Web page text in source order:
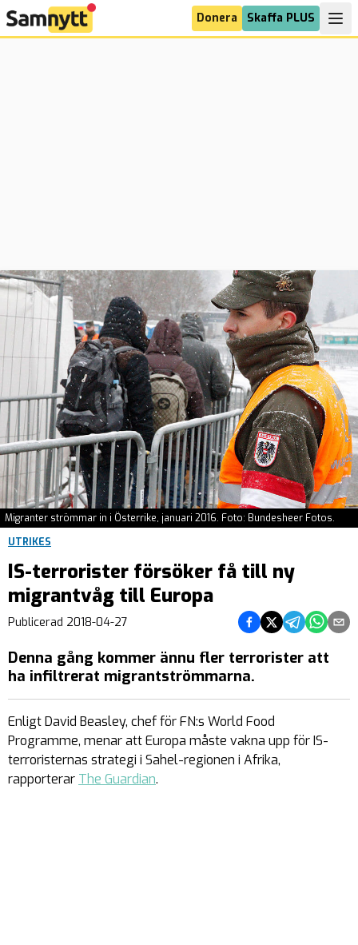
Donera Skaffa PLUS
Migranter strömmar in i Österrike, januari 2016. Foto: Bundesheer Fotos.
UTRIKES
IS-terrorister försöker få till ny
migrantvåg till Europa
Publicerad 2018-04-27 Dela på Facebook
Dela på Twitter
Dela påDela på
Dela
Denna gång kommer ännu fler terrorister att
ha infiltrerat migrantströmmarna.
Enligt David Beasley, chef för FN:s World Food
Programme, menar att Europa måste vakna upp för IS-
terroristernas strategi i Sahel-regionen i Afrika,
rapporterar The Guardian.